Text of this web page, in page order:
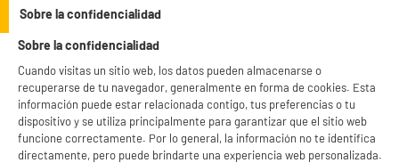
ayudará a ahorrar tiempo cada día con sus recetas prácticas y
Cookéo, y benefíciate de precios bajos todo el año en una amplia
gama de pequeños electrodomésticos. Pide la recogida gratuita en
tienda o recibe tu robot de cocina barato directamente en casa.
COOKEO BLENDER ROBOT REPOSTERÍA
productItem_availability_txt-
current-store
LEGANÉS, MADRID
productItem__availability-
change-btn
Sobre la confidencialidad
Sobre la confidencialidad
Cuando visitas un sitio web, los datos pueden almacenarse o
recuperarse de tu navegador, generalmente en forma de cookies. Esta
información puede estar relacionada contigo, tus preferencias o tu
dispositivo y se utiliza principalmente para garantizar que el sitio web
funcione correctamente. Por lo general, la información no te identifica
directamente, pero puede brindarte una experiencia web personalizada.